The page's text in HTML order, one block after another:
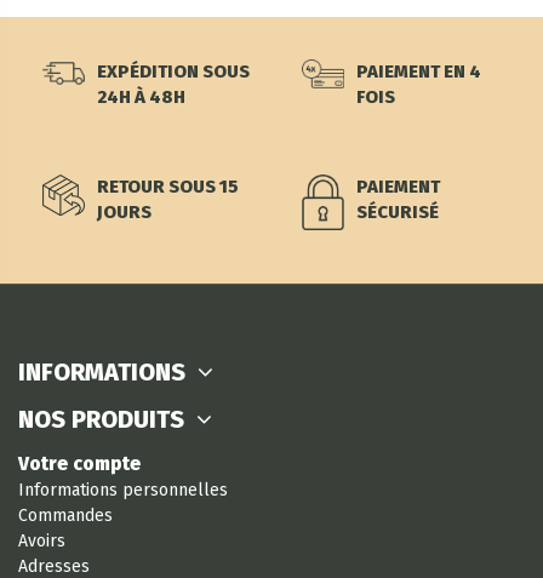
EXPÉDITION SOUS
24H À 48H
PAIEMENT EN 4
FOIS
RETOUR SOUS 15
JOURS
PAIEMENT
SÉCURISÉ
INFORMATIONS
NOS PRODUITS
Votre compte
Informations personnelles
Commandes
Avoirs
Adresses